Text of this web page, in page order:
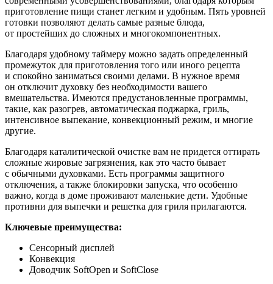
приготовление пищи станет легким и удобным. Пять уровней
готовки позволяют делать самые разные блюда,
от простейших до сложных и многокомпонентных.
Благодаря удобному таймеру можно задать определенный
промежуток для приготовления того или иного рецепта
и спокойно заниматься своими делами. В нужное время
он отключит духовку без необходимости вашего
вмешательства. Имеются предустановленные программы,
такие, как разогрев, автоматическая поджарка, гриль,
интенсивное выпекание, конвекционный режим, и многие
другие.
Благодаря каталитической очистке вам не придется оттирать
сложные жировые загрязнения, как это часто бывает
с обычными духовками. Есть программы защитного
отключения, а также блокировки запуска, что особенно
важно, когда в доме проживают маленькие дети. Удобные
противни для выпечки и решетка для гриля прилагаются.
Ключевые преимущества:
Сенсорный дисплей
Конвекция
Доводчик SoftOpen и SoftClose